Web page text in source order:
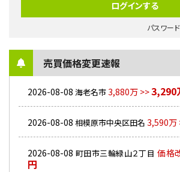
パスワー
売買価格変更速報
2026-08-08 海老名市3,880万 >>3,290
2026-08-08 相模原市中央区田名 3,590万
2026-08-08 町田市三輪緑山２丁目 価格
円